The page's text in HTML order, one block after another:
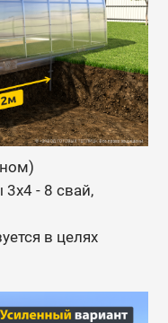
- 8 свай,
в целях